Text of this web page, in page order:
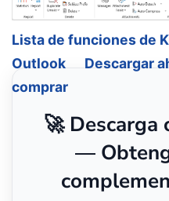
Lista de funciones de
Outlook
Descargar
comprar
🚀 Descarga
—